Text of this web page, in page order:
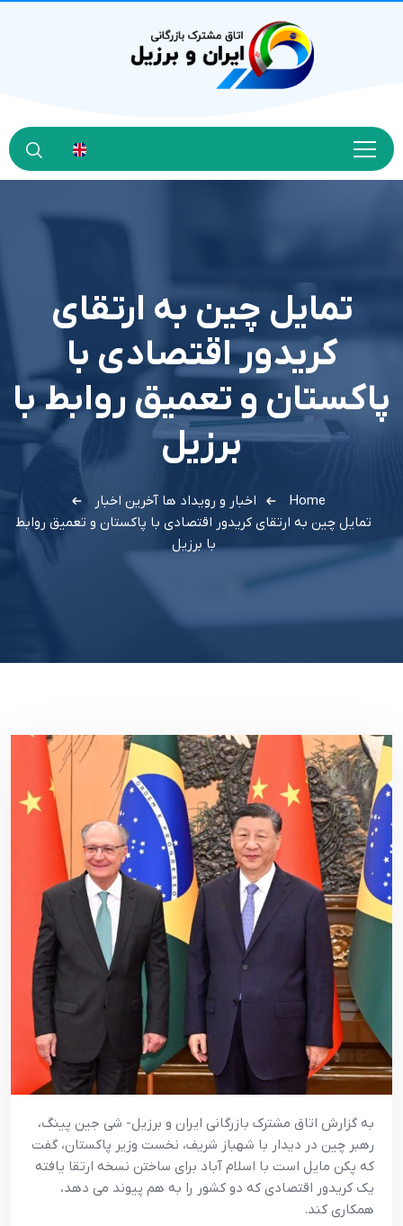
تمایل چین به ارتقای
کریدور اقتصادی با
پاکستان و تعمیق روابط با
برزیل
Home اخبار و رویداد ها آخرین اخبار
تمایل چین به ارتقای کریدور اقتصادی با پاکستان و تعمیق روابط
با برزیل
به گزارش اتاق مشترک بازرگانی ایران و برزیل- شی جین پینگ،
رهبر چین در دیدار با شهباز شریف، نخست وزیر پاکستان، گفت
که پکن مایل است با اسلام آباد برای ساختن نسخه ارتقا یافته
یک کریدور اقتصادی که دو کشور را به هم پیوند می دهد،
همکاری کند.